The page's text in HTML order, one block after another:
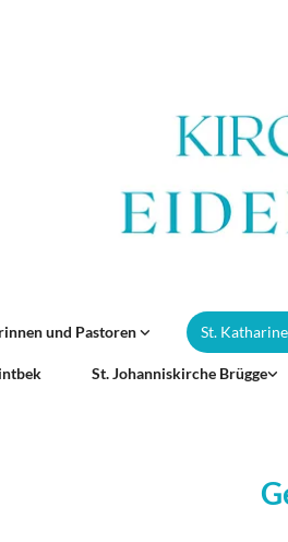
und Pastoren St.
St. Johanniskirche Brügge